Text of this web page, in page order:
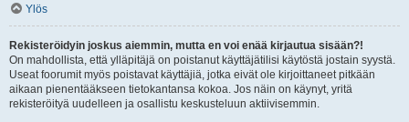
Ylös
Rekisteröidyin joskus aiemmin, mutta en voi enää kirjautua sisään?!
On mahdollista, että ylläpitäjä on poistanut käyttäjätilisi käytöstä jostain syystä.
Useat foorumit myös poistavat käyttäjiä, jotka eivät ole kirjoittaneet pitkään
aikaan pienentääkseen tietokantansa kokoa. Jos näin on käynyt, yritä
rekisteröityä uudelleen ja osallistu keskusteluun aktiivisemmin.